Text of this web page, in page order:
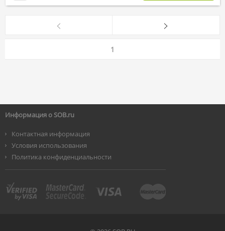
1
Информация о SOB.ru
Контактная информация
Условия использования
Политика конфиденциальности